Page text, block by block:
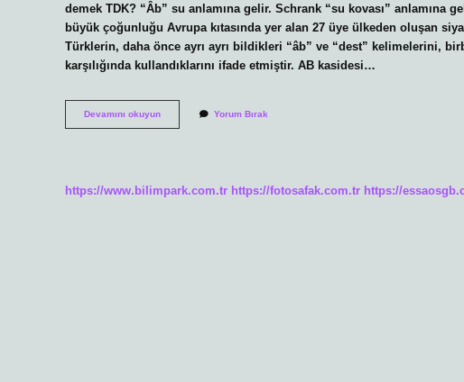
demek TDK? “Âb” su anlamına gelir. Schrank “su kovası” anlamına
büyük çoğunluğu Avrupa kıtasında yer alan 27 üye ülkeden oluşan
Türklerin, daha önce ayrı ayrı bildikleri “âb” ve “dest” kelimelerini,
karşılığında kullandıklarını ifade etmiştir. AB kasidesi…
Devamını okuyunAb
Ne
Yorum Bırak
https://www.bilimpark.com.tr https://fotosafak.com.tr https://